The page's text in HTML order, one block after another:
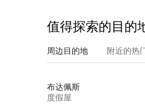
值得探索的目的
周边目的地 附近的热
布达佩斯
度假屋